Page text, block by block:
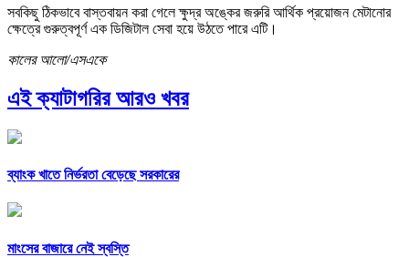
সবকিছু ঠিকভাবে বাস্তবায়ন করা গেলে ক্ষুদ্র অঙ্কের জরুরি আর্থিক প্রয়োজন মেটানোর
ক্ষেত্রে গুরুত্বপূর্ণ এক ডিজিটাল সেবা হয়ে উঠতে পারে এটি।
কালের আলো/এসএকে
এই ক্যাটাগরির আরও খবর
ব্যাংক খাতে নির্ভরতা বেড়েছে সরকারের
মাংসের বাজারে নেই স্বস্তি